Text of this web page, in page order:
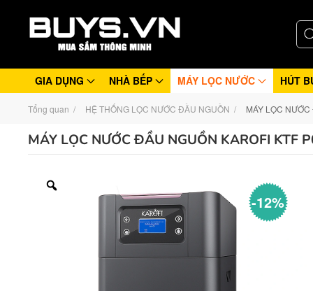
GIA DỤNG NHÀ BẾP MÁY LỌC NƯỚC HÚT
Tổng quan HỆ THỐNG LỌC NƯỚC ĐẦU NGUỒN MÁY LỌC
MÁY LỌC NƯỚC ĐẦU NGUỒN KAROFI KTF
-12%